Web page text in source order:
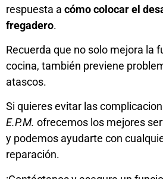
respuesta a cómo colocar el
fregadero.
Recuerda que no solo mejora la
cocina, también previene
atascos.
Si quieres evitar las
E.P.M. ofrecemos los mejores
y podemos ayudarte con
reparación.